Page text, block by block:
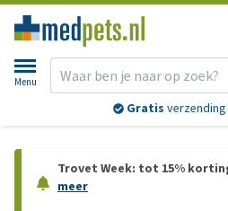
Menu
Gratis
Trovet Week: tot 15%
meer